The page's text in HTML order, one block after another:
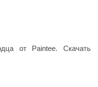
от Paintee. Скачать